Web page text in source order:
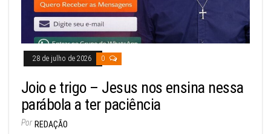
28 de julho de 2026 0
Joio e trigo – Jesus nos ensina nessa
parábola a ter paciência
Por REDAÇÃO